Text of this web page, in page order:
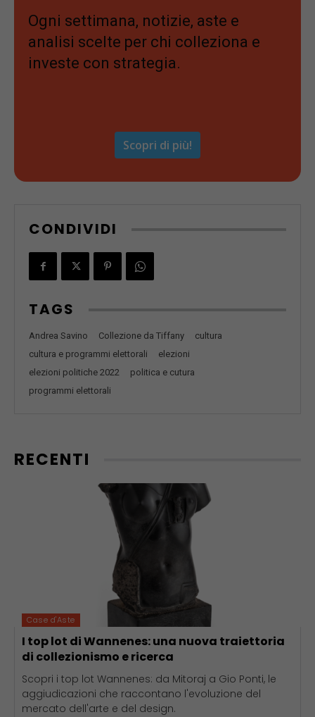
Ogni settimana, notizie, aste e
analisi scelte per chi colleziona e
investe con strategia.
Scopri di più!
CONDIVIDI
TAGS
Andrea Savino Collezione da Tiffany
cultura
cultura e programmi elettorali
elezioni
elezioni politiche 2022
politica e cutura
programmi elettorali
RECENTI
Case d'Aste
I top lot di Wannenes: una nuova traiettoria
di collezionismo e ricerca
Scopri i top lot Wannenes: da Mitoraj a Gio Ponti, le
aggiudicazioni che raccontano l'evoluzione del
mercato dell'arte e del design.